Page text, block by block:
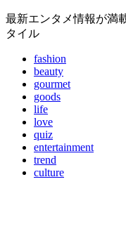
最新エンタメ情報が満
タイル
fashion
beauty
gourmet
goods
life
love
quiz
entertainment
trend
culture